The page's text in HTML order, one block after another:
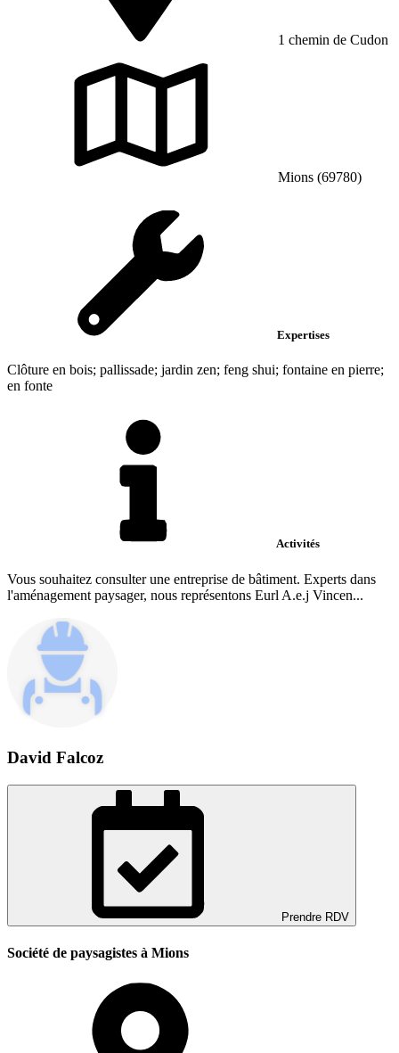
1 chemin de Cudon
Mions (69780)
Expertises
Clôture en bois; pallissade; jardin zen; feng shui; fontaine en pierre;
en fonte
Activités
Vous souhaitez consulter une entreprise de bâtiment. Experts dans
l'aménagement paysager, nous représentons Eurl A.e.j Vincen...
David Falcoz
Prendre RDV
Société de paysagistes à Mions